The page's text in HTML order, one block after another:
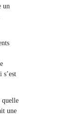
un
quelle
une